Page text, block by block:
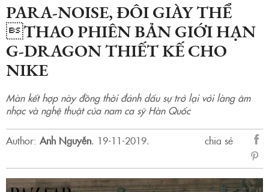
PARA-NOISE, ĐÔI GIÀY THỂ
THAO PHIÊN BẢN GIỚI HẠN
G-DRAGON THIẾT KẾ CHO
NIKE
Màn kết hợp này đồng thời đánh dấu sự trở lại với làng âm
nhạc và nghệ thuật của nam ca sỹ Hàn Quốc
Author: Anh Nguyễn. 19-11-2019.
chia sẻ
sẻ